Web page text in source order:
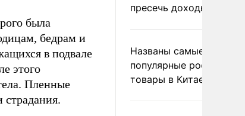
была
бедрам и
в подвале
этого
Пленные
пресечь доходы России
Названы самые
популярные российские
товары в Китае